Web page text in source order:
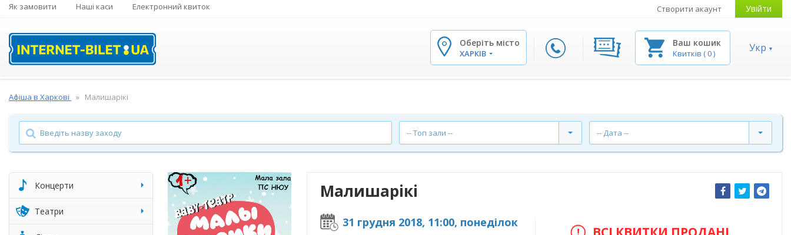
Як замовити Наші каси Електронний квиток Створити акаунт Увійти
Оберіть місто
ХАРКІВ
Ваш кошик
Квитків (0) Укр
Афіша в Харкові Малишарікі
-- Топ зали -- -- Дата --
Концерти
Театри
Малишарікі
31 грудня 2018, 11:00, понеділок